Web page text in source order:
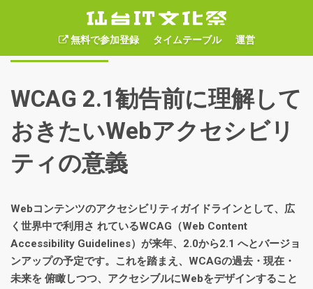
無料で参加登録 タイムテーブル 運営
セッション情報
WCAG 2.1勧告前に理解して
おきたいWebアクセシビリ
ティの意義
Webコンテンツのアクセシビリティガイドラインとして、広
く世界中で利用さ れているWCAG（Web Content
Accessibility Guidelines）が来年、2.0から2.1 へとバージョ
ンアップの予定です。これを踏まえ、WCAGの過去・現在・
未来を 俯瞰しつつ、アクセシブルにWebをデザインすること